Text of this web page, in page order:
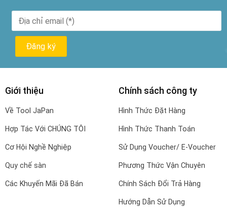
Giới thiệu
Về Tool JaPan
Hợp Tác Với CHÚNG TÔI
Cơ Hội Nghề Nghiệp
Quy chế sàn
Các Khuyến Mãi Đã Bán
Chính sách công ty
Hình Thức Đặt Hàng
Hình Thức Thanh Toán
Sử Dụng Voucher/ E-Voucher
Phương Thức Vận Chuyên
Chính Sách Đổi Trả Hàng
Hướng Dẫn Sử Dụng